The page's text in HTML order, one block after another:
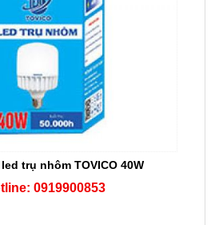
trụ nhôm TOVICO 40W
0919900853